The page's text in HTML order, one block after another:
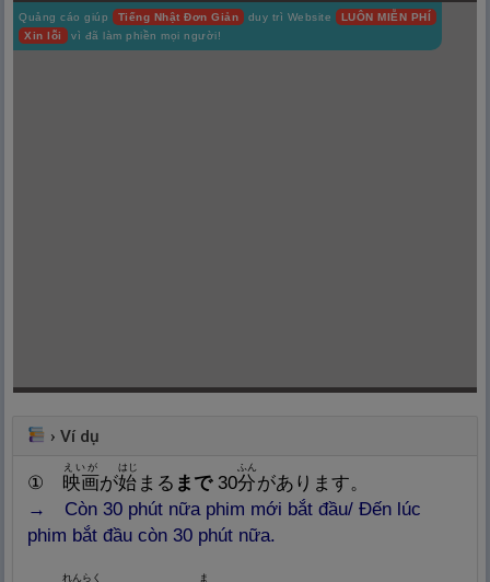
Quảng cáo giúp Tiếng Nhật Đơn Giản duy trì Website
LUÔN MIỄN PHÍ
Xin lỗi
vì đã làm phiền mọi người!
›Ví dụ
① 映画
えいが
が始
はじ
まる まで30分
Nghĩa: Chia cắt, phân chia,
ふん
があります。
→ Còn 30 phút nữa phim mới bắt đầu/ Đến lúc
phim bắt đầu còn 30 phút nữa.
れんらく ま